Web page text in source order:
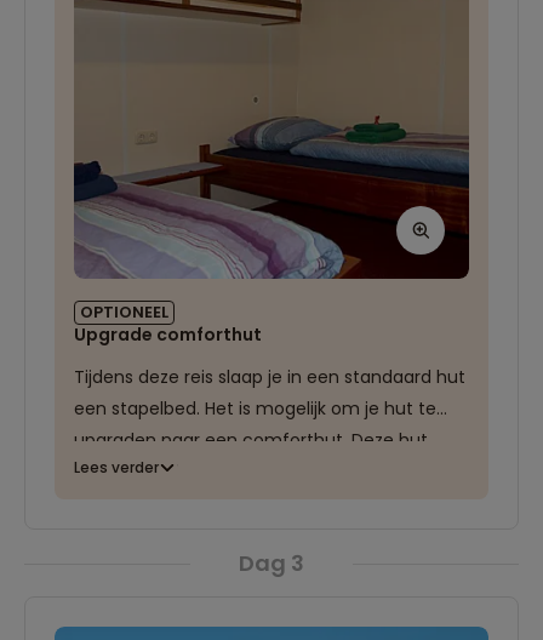
OPTIONEEL
Upgrade comforthut
Tijdens deze reis slaap je in een standaard hut
een stapelbed. Het is mogelijk om je hut te
upgraden naar een comforthut. Deze hut
beschikt over twee losse, gelijkvloerse bedden.
Lees verder
Dag 3